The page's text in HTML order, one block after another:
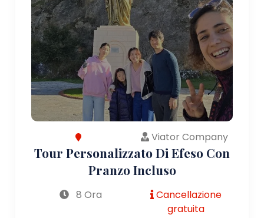
Viator Company
Tour Personalizzato Di Efeso Con
Pranzo Incluso
8 Ora
Cancellazione
gratuita